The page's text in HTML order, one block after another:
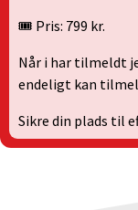
🎟 Pris: 799 kr.
Når i har tilmeldt
endeligt kan
Sikre din plads til